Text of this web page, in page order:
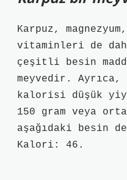
Karpuz,
vitaminleri de
çeşitli besin
meyvedir.
kalorisi düşük
150 gram veya
aşağıdaki besin
Kalori: 46.